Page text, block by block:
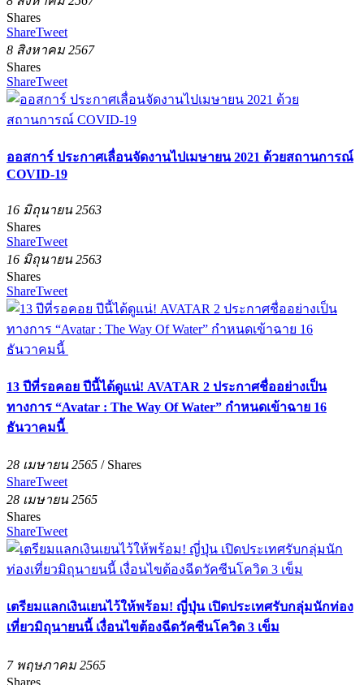
Shares
ShareTweet
8 สิงหาคม 2567
Shares
ShareTweet
ออสการ์ ประกาศเลื่อนจัดงานไปเมษายน 2021 ด้วยสถานการณ์
COVID-19
16 มิถุนายน 2563
Shares
ShareTweet
16 มิถุนายน 2563
Shares
ShareTweet
13 ปีที่รอคอย ปีนี้ได้ดูแน่! AVATAR 2 ประกาศชื่ออย่างเป็น
ทางการ “Avatar : The Way Of Water” กำหนดเข้าฉาย 16
ธันวาคมนี้
28 เมษายน 2565 / Shares
ShareTweet
28 เมษายน 2565
Shares
ShareTweet
เตรียมแลกเงินเยนไว้ให้พร้อม! ญี่ปุ่น เปิดประเทศรับกลุ่มนักท่อง
เที่ยวมิถุนายนนี้ เงื่อนไขต้องฉีดวัคซีนโควิด 3 เข็ม
7 พฤษภาคม 2565
Shares